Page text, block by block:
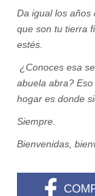
Da igual los años
que son tu tierra
estés.
¿Conoces esa
abuela abra?
hogar es donde
Siempre.
Bienvenidas,